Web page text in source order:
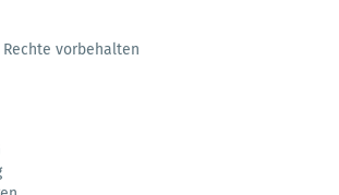
vorbehalten